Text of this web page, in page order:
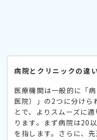
病院とクリニックの違
医療機関は一般的に「
医院）」の2つに分けら
とで、よりスムーズに
ります。まず病院は20
を指します。さらに、